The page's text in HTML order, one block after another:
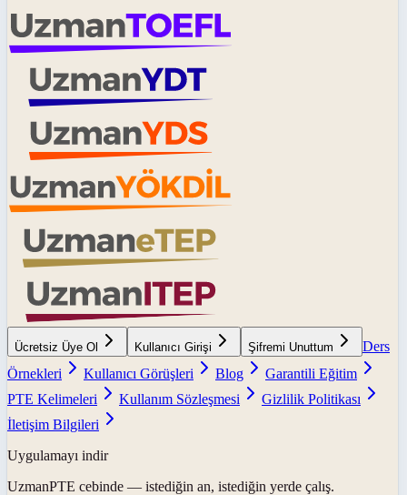
Ücretsiz Üye Ol Kullanıcı Girişi Şifremi Unuttum
Ders
Örnekleri
Kullanıcı Görüşleri Blog
Garantili Eğitim
PTE Kelimeleri
Kullanım Sözleşmesi
Gizlilik Politikası
İletişim Bilgileri
Uygulamayı indir
UzmanPTE cebinde — istediğin an, istediğin yerde çalış.